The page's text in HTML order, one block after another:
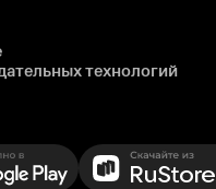
технологий